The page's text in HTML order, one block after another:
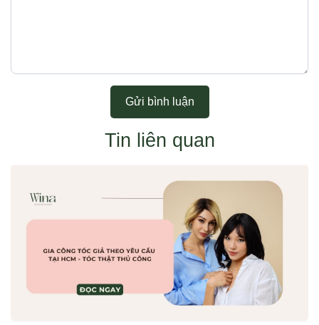
Gửi bình luận
Tin liên quan